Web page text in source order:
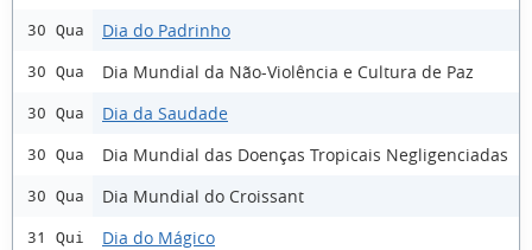
30 Qua Dia do Padrinho
30 Qua Dia Mundial da Não-Violência e Cultura de Paz
30 Qua Dia da Saudade
30 Qua Dia Mundial das Doenças Tropicais Negligenciadas
30 Qua Dia Mundial do Croissant
31 Qui Dia do Mágico